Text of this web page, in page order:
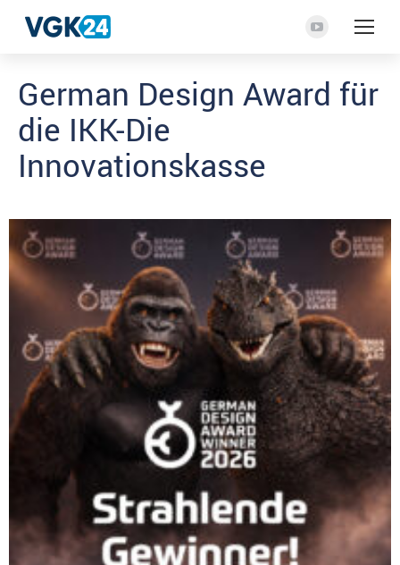
YouTube
wird
in
German Design Award für
die IKK-Die
Innovationskasse